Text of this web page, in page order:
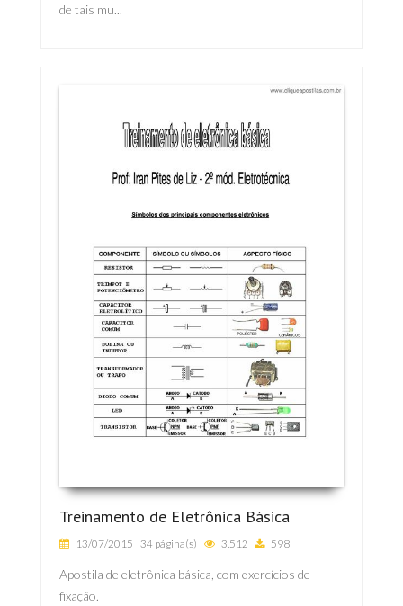
de tais mu...
Treinamento de Eletrônica Básica
13/07/2015 34 página(s) 3.512 598
Apostila de eletrônica básica, com exercícios de
fixação.